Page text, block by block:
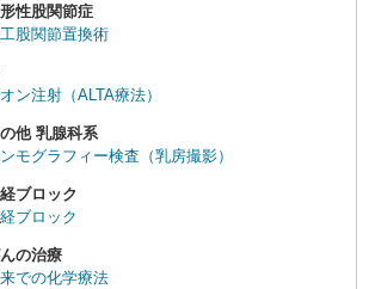
性股関節症
工股関節置換術
ン注射（ALTA療法）
他 乳腺科系
モグラフィー検査（乳房撮影）
ブロック
ブロック
の治療
での化学療法